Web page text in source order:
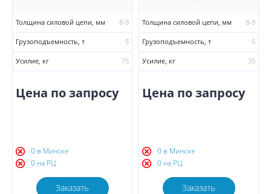
Толщина силовой цепи, мм 8-9
Грузоподъемность, т 5
Усилие, кг 75
Цена по запросу
0 в Минске
0 на РЦ
Заказать
Толщина силовой цепи, мм 8-9
Грузоподъемность, т 5
Усилие, кг 35
Цена по запросу
0 в Минске
0 на РЦ
Заказать